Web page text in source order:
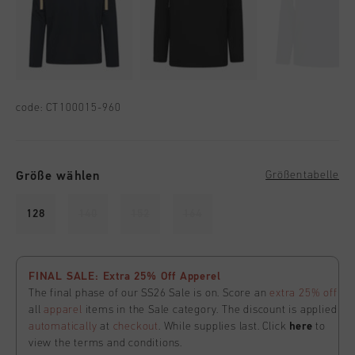
code: CT100015-960
Größe wählen Größentabelle
128
FINAL SALE: Extra 25% Off Apperel
The final phase of our SS26 Sale is on. Score an extra 25% off
allapparel items in the Sale category. The discount is applied
automatically at checkout . While supplies last. Click here to
view the terms and conditions.